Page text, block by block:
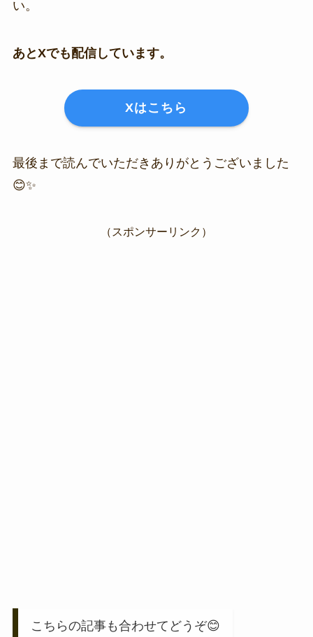
い。
あとXでも配信しています。
Xはこちら
最後まで読んでいただきありがとうございました
😊✨
（スポンサーリンク）
こちらの記事も合わせてどうぞ😊